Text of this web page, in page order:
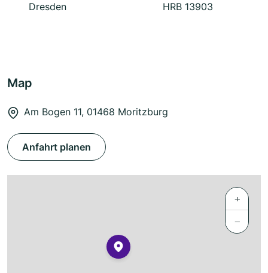
Dresden
HRB 13903
Map
Am Bogen 11, 01468 Moritzburg
Anfahrt planen
+
−